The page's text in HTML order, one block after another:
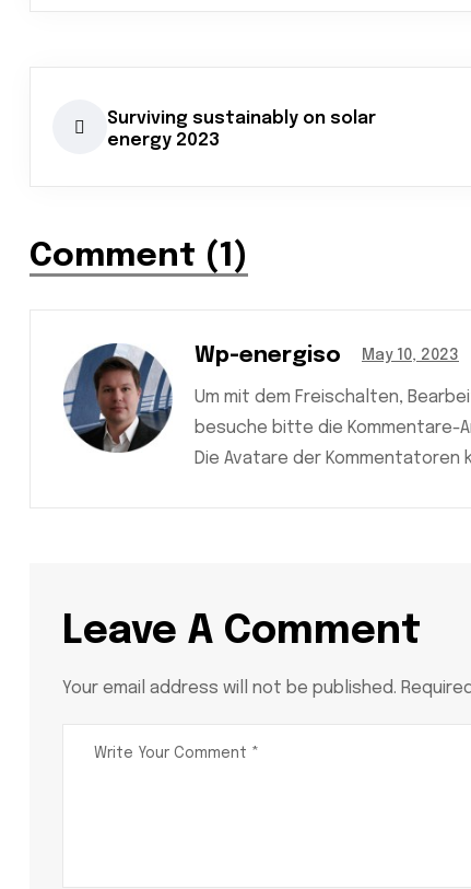
Surviving sustainably on solar
energy 2023
Comment (1)
Wp-energiso May 10, 2023
Um mit dem Freischalten,
besuche bitte die Kommentare-
Die Avatare der Kommentatoren
Leave A Comment
Your email address will not be published.